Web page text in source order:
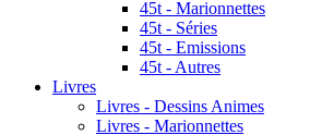
45t - Marionnettes
45t - Séries
45t - Emissions
45t - Autres
Livres
Livres - Dessins Animes
Livres - Marionnettes